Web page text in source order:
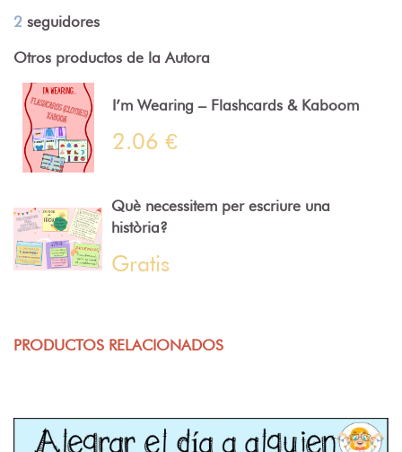
2 seguidores
Otros productos de la Autora
I’m Wearing – Flashcards & Kaboom
2.06 €
Què necessitem per escriure una
història?
Gratis
PRODUCTOS RELACIONADOS